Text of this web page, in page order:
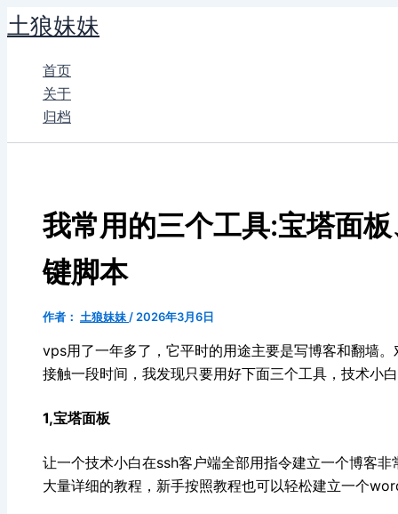
跳
至
土狼妹妹
首页
关于
归档
我常用的三个工具:宝塔面
键脚本
作者： 土狼妹妹 / 2026年3月6日
vps用了一年多了，它平时的用途主要是写博客和翻墙
接触一段时间，我发现只要用好下面三个工具，技术小
1,宝塔面板
让一个技术小白在ssh客户端全部用指令建立一个博客
大量详细的教程，新手按照教程也可以轻松建立一个